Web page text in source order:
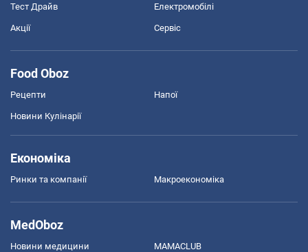
Тест Драйв Електромобілі
Акції Сервіс
Food Oboz
Рецепти Напої
Новини Кулінарії
Економіка
Ринки та компанії Макроекономіка
MedOboz
Новини медицини MAMACLUB